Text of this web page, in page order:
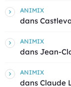
ANIMIX
dans
ANIMIX
dans Jean-
ANIMIX
dans Claude